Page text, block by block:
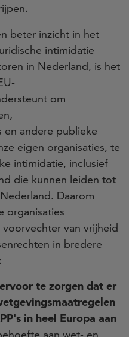
beter inzicht in het
intimidatie
in Nederland, is het
om
en andere publieke
eigen organisaties, te
intimidatie, inclusief
die kunnen leiden tot
Daarom
organisaties
van vrijheid
in bredere
te zorgen dat er
in heel Europa aan
aan wet- en